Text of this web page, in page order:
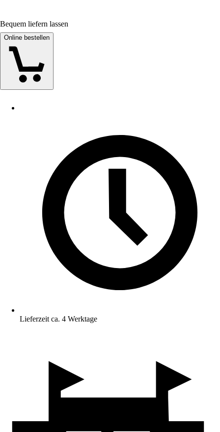
Bequem liefern lassen
Online bestellen
Lieferzeit ca. 4 Werktage